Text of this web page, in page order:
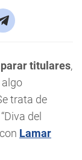
titulares,
algo
trata de
del
Lamar